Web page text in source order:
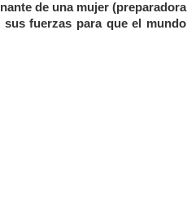
de una mujer (preparadora
fuerzas para que el mundo